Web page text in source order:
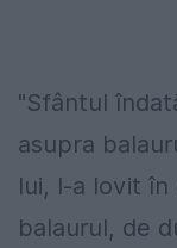
"Sfântul
asupra
lui, l-a lovit în
balaurul, de